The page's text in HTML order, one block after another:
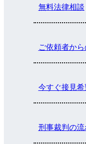
無料法律相談
ご依頼者から
今すぐ接見
刑事裁判の流